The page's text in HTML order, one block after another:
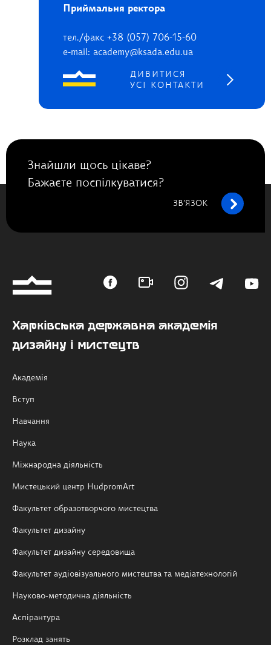
Приймальня ректора
тел./факс +38 (057) 706-15-60
e-mail: academy@ksada.edu.ua
ДИВИТИСЯ
УСІ КОНТАКТИ
Знайшли щось цікаве?
Бажаєте поспілкуватися?
ЗВ’ЯЗОК
Харківська державна академія
дизайну і мистецтв
Академія
Вступ
Навчання
Наука
Міжнародна діяльність
Мистецький центр HudpromArt
Факультет образотворчого мистецтва
Факультет дизайну
Факультет дизайну середовища
Факультет аудіовізуального мистецтва та медіатехнологій
Науково-методична діяльність
Аспірантура
Розклад занять